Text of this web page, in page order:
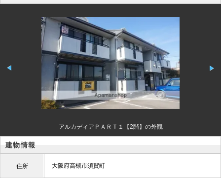
アルカディアＰＡＲＴ１【2階】の外観
建物情報
住所 大阪府高槻市須賀町